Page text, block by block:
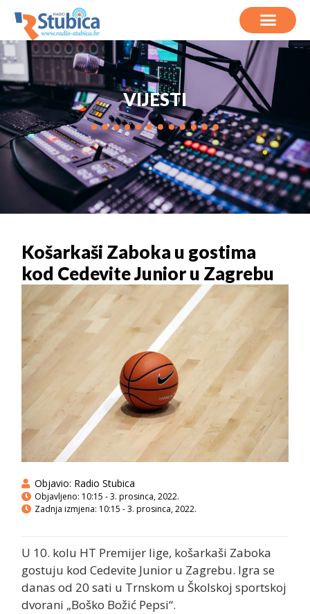
VIJESTI
Košarkaši Zaboka u gostima
kod Cedevite Junior u Zagrebu
Objavio: Radio Stubica
Objavljeno: 10:15 - 3. prosinca, 2022.
Zadnja izmjena: 10:15 - 3. prosinca, 2022.
U 10. kolu HT Premijer lige, košarkaši Zaboka
gostuju kod Cedevite Junior u Zagrebu. Igra se
danas od 20 sati u Trnskom u Školskoj sportskoj
dvorani „Boško Božić Pepsi“.